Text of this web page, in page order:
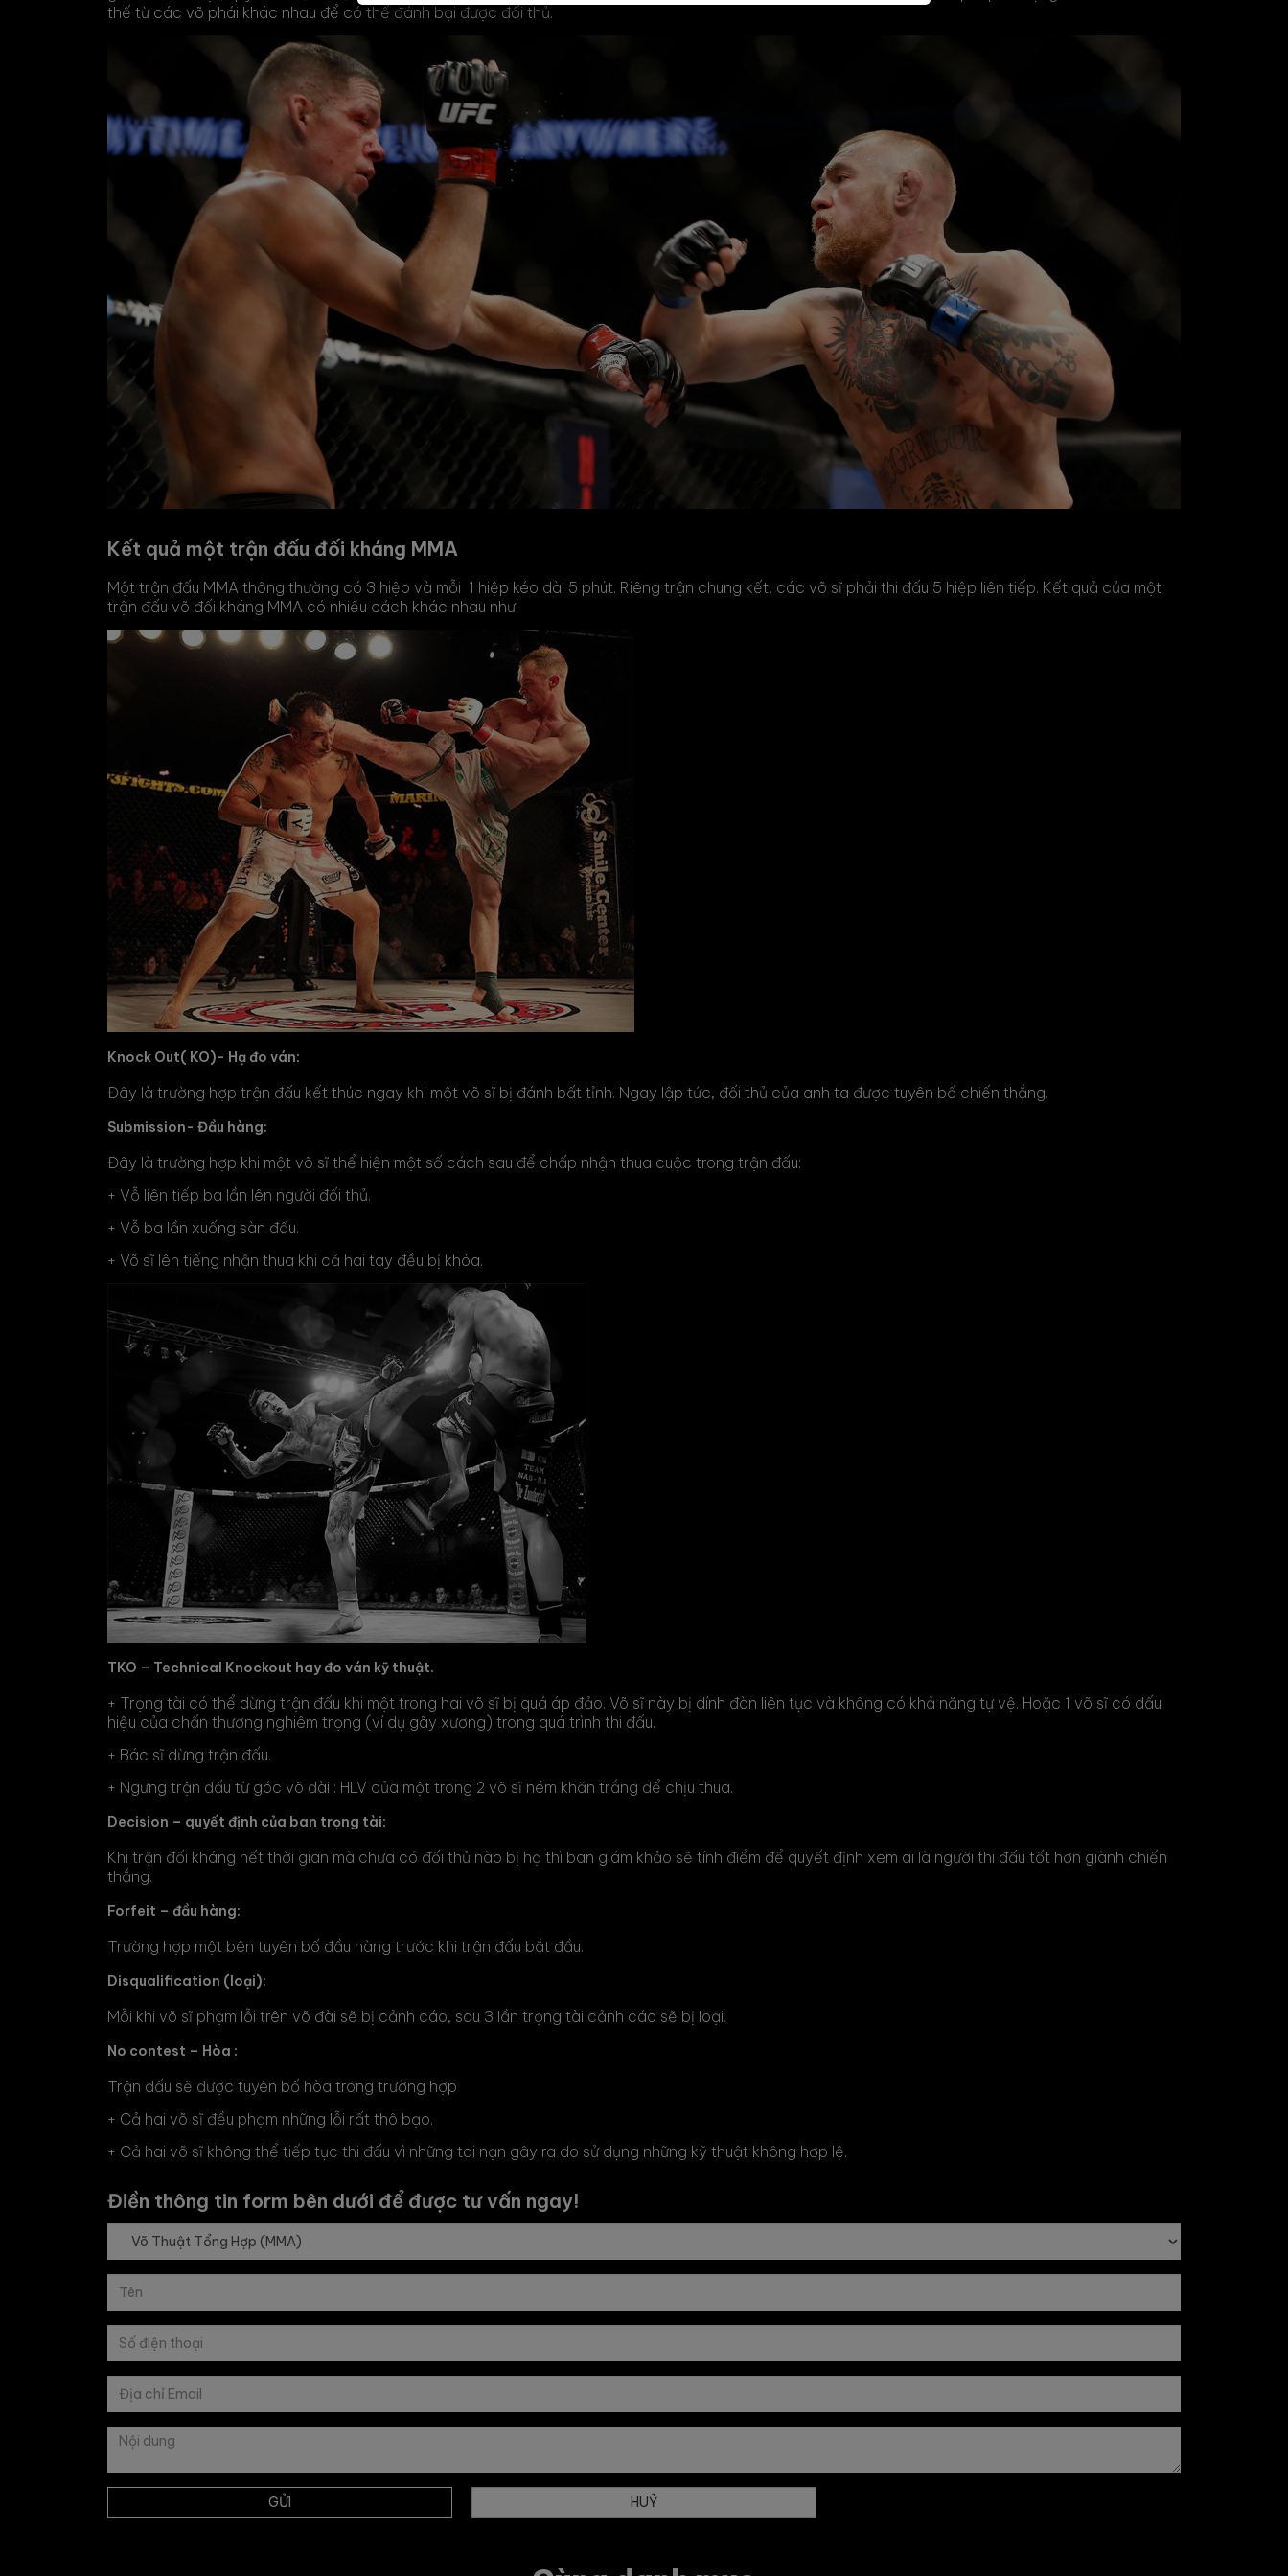
thế từ các võ phái khác nhau để có thể đánh bại được đối thủ.
Kết quả một trận đấu đối kháng MMA
Một trận đấu MMA thông thường có 3 hiệp và mỗi 1 hiệp kéo dài 5 phút. Riêng trận chung kết, các võ sĩ phải thi đấu 5 hiệp liên tiếp. Kết quả của một
trận đấu võ đối kháng MMA có nhiều cách khác nhau như:
Knock Out( KO)- Hạ đo ván:
Đây là trường hợp trận đấu kết thúc ngay khi một võ sĩ bị đánh bất tỉnh. Ngay lập tức, đối thủ của anh ta được tuyên bố chiến thắng.
Submission- Đầu hàng:
Đây là trường hợp khi một võ sĩ thể hiện một số cách sau để chấp nhận thua cuộc trong trận đấu:
+ Vỗ liên tiếp ba lần lên người đối thủ.
+ Vỗ ba lần xuống sàn đấu.
+ Võ sĩ lên tiếng nhận thua khi cả hai tay đều bị khóa.
TKO – Technical Knockout hay đo ván kỹ thuật.
+ Trọng tài có thể dừng trận đấu khi một trong hai võ sĩ bị quá áp đảo. Võ sĩ này bị dính đòn liên tục và không có khả năng tự vệ. Hoặc 1 võ sĩ có dấu
hiệu của chấn thương nghiêm trọng (ví dụ gãy xương) trong quá trình thi đấu.
+ Bác sĩ dừng trận đấu.
+ Ngưng trận đấu từ góc võ đài : HLV của một trong 2 võ sĩ ném khăn trắng để chịu thua.
Decision – quyết định của ban trọng tài:
Khi trận đối kháng hết thời gian mà chưa có đối thủ nào bị hạ thì ban giám khảo sẽ tính điểm để quyết định xem ai là người thi đấu tốt hơn giành chiến
thắng.
Forfeit – đầu hàng:
Trường hợp một bên tuyên bố đầu hàng trước khi trận đấu bắt đầu.
Disqualification (loại):
Mỗi khi võ sĩ phạm lỗi trên võ đài sẽ bị cảnh cáo, sau 3 lần trọng tài cảnh cáo sẽ bị loại.
No contest – Hòa :
Trận đấu sẽ được tuyên bố hòa trong trường hợp
+ Cả hai võ sĩ đều phạm những lỗi rất thô bạo.
+ Cả hai võ sĩ không thể tiếp tục thi đấu vì những tai nạn gây ra do sử dụng những kỹ thuật không hơp lệ.
Điền thông tin form bên dưới để được tư vấn ngay!
GỬI HUỶ